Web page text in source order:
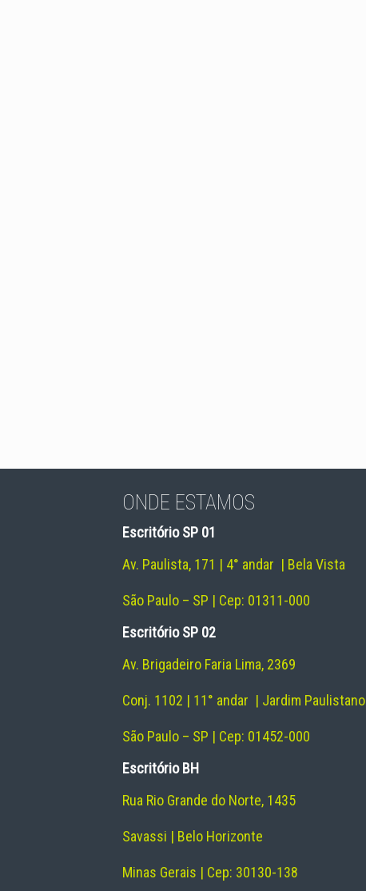
ONDE ESTAMOS
Escritório SP 01
Av. Paulista, 171 | 4° andar | Bela Vista
São Paulo – SP | Cep: 01311-000
Escritório SP 02
Av. Brigadeiro Faria Lima, 2369
Conj. 1102 | 11° andar | Jardim Paulistano
São Paulo – SP | Cep: 01452-000
Escritório BH
Rua Rio Grande do Norte, 1435
Savassi | Belo Horizonte
Minas Gerais | Cep: 30130-138